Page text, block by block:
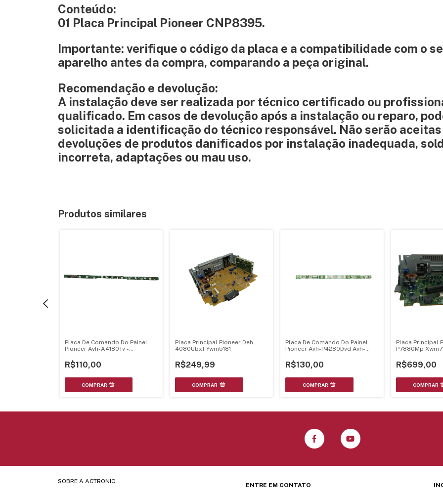
Conteúdo:
01 Placa Principal Pioneer CNP8395.
Importante: verifique o código da placa e a compatibilidade com o
aparelho antes da compra, comparando a peça original.
Recomendação e devolução:
A instalação deve ser realizada por técnico certificado ou
qualificado. Em casos de devolução após a instalação ou reparo,
solicitada a identificação do técnico responsável. Não serão aceitas
devoluções de produtos danificados por instalação inadequada,
incorreta, adaptações ou mau uso.
Produtos similares
Placa De Comando Do Painel
Pioneer Avh-A4180Tv -
R$110,00
Placa Principal Pioneer Deh-
4080Ubxf Ywm5181
R$249,99
Placa De Comando Do Painel
Pioneer Avh-P4280Dvd Avh-
R$130,00
Placa Principal
P7880Mp
R$699,00
SOBRE A ACTRONIC
ENTRE EM CONTATO